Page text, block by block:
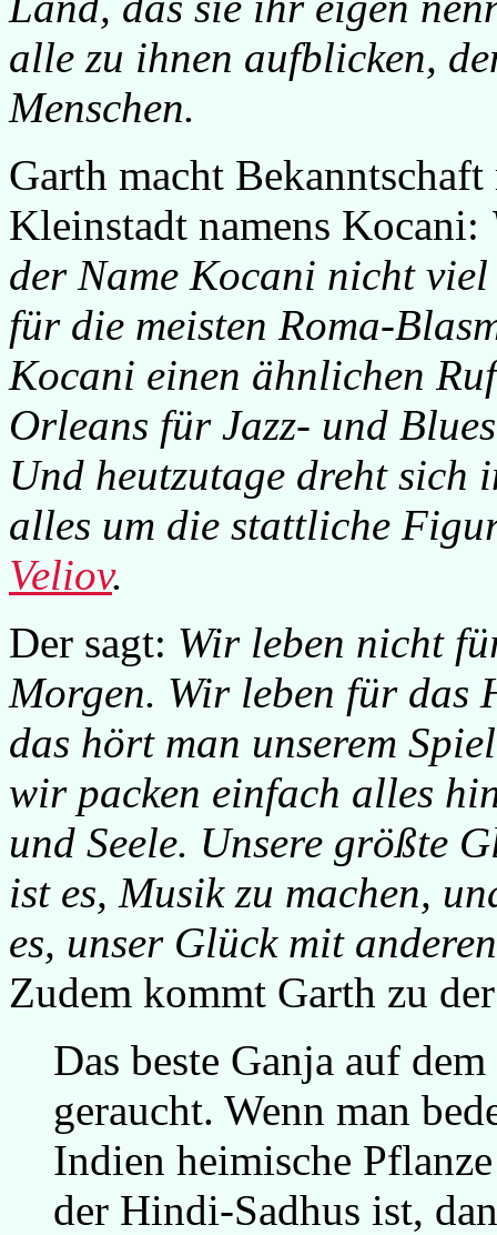
alle zu ihnen aufblicken,
Menschen.
Garth macht
Kleinstadt namens Kocani:
der Name Kocani nicht
für die meisten Roma-
Kocani einen ähnlichen
Orleans für Jazz- und
Und heutzutage dreht sich
alles um die stattliche
Veliov.
Der sagt: Wir leben nicht
Morgen. Wir leben für das
das hört man unserem
wir packen einfach alles
und Seele. Unsere größte
ist es, Musik zu machen,
es, unser Glück mit
Zudem kommt Garth zu
Das beste Ganja auf
geraucht. Wenn man
Indien heimische
der Hindi-Sadhus ist,